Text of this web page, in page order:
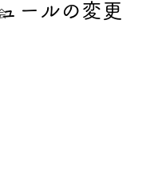
ールの変更